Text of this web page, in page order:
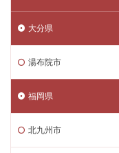
大分県
湯布院市
福岡県
北九州市